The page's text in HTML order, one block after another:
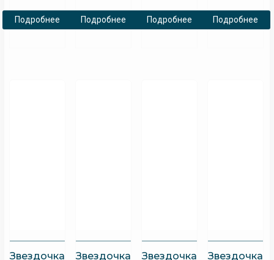
Подробнее Подробнее Подробнее Подробнее
Звездочка
Звездочка
Звездочка
Звездочка